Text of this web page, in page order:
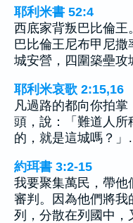
耶利米書 52:4
西底家背叛巴比倫王
巴比倫王尼布甲尼
城安營，四圍築壘攻
耶利米哀歌 2:15,16
凡過路的都向你拍
頭，說：「難道人所
的，就是這城嗎？
約珥書 3:2-15
我要聚集萬民，帶
審判。因為他們將
列，分散在列國中